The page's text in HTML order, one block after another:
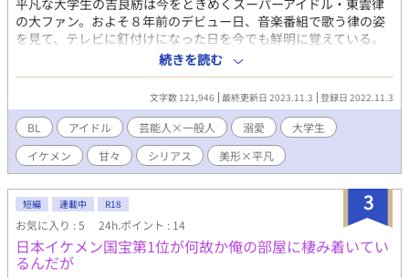
藤政の表情が、恍惚を湛える。繰り返される寸止めに耐えかねた
懇願の声が、スタジオの空気を震わせる。ついに、片岡の巨根が
藤政のアナルを根元まで貫き、白濁の予感を孕んだ脈動が内壁を
満たす――この瞬間、動画のフレームが二人の運命を永遠に封じ
込める。 撮影の余韻が冷めやらぬ中、スタジオからの帰路で二
人の視線が絡み合い、薄暗い駐車場で新たな衝動が爆発する。部
室への帰還がさらなる連鎖を呼び起こし、シャワールームの湯気
の中で部員たちの肉体が溶け合う気配が、渇望をさらに膨張させ
る。フレームの外側で、欲の渦は静かに広がっていく。 （過激な
描写を含むため、18歳以上の読者に限定） 【「男子体操部シリー
ズ」の第6作です。これまでの５作を先に読んでいただけると、な
お一層お楽しみいただけます！】
平凡な大学生の吉良紡は今をときめくスーパーアイドル・東雲律
の大ファン。およそ８年前のデビュー日、音楽番組で歌う律の姿
を見て、テレビに釘付けになった日を今でも鮮明に覚えている。
歌うことが唯一の特技である紡は、同級生に勝手にオーディショ
ン番組に応募されてしまう。断ることが苦手な紡は渋々その番組
に出演することに……。 緊張に押し潰されそうになりながら歌い
切った紡の目に映ったのは、彼にとって神さまのような存在とも
いえる律だった。夢見心地のまま「律と一緒に歌ってみたい」と
インタビューに答える紡の言葉を聞いて、番組に退屈していた律
は興味を持つ。 そして、番組を終えた紡が廊下を歩いていると、
誰かが突然手を引いてーー…。 孤独なスーパーアイドルと、彼を
神さまと崇める平凡な大学生。そんなふたりのラブストーリー。
続きを読む
文字数 121,946 最終更新日 2023.11.3 登録日 2022.11.3
BL アイドル 芸能人×一般人 溺愛
大学生
イケメン
甘々 シリアス 美形×平凡
3
短編 連載中 R18
お気に入り : 5 24h.ポイント : 14
日本イケメン国宝第1位が何故か俺の部屋に棲み着いてい
るんだが